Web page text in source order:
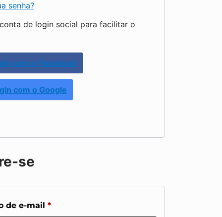
senha?
de login social para facilitar o
com o Facebook
com o Google
se
de e-mail *